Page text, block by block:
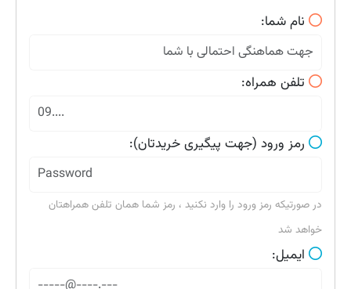
نام شما:
تلفن همراه:
رمز ورود (جهت پیگیری خریدتان):
در صورتیکه رمز ورود را وارد نکنید ، رمز شما همان تلفن همراهتان
خواهد شد
ایمیل: